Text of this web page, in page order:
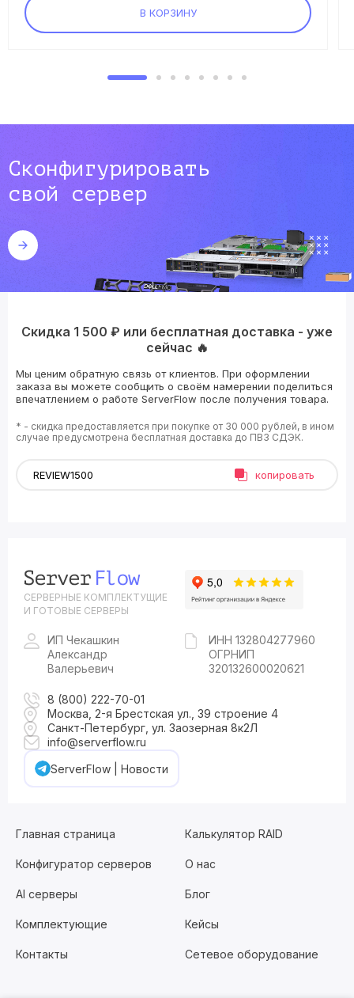
В КОРЗИНУ
Сконфигурировать
свой сервер
Скидка 1 500 ₽ или бесплатная доставка - уже
сейчас 🔥
Мы ценим обратную связь от клиентов. При оформлении
заказа вы можете сообщить о своём намерении поделиться
впечатлением о работе ServerFlow после получения товара.
* - скидка предоставляется при покупке от 30 000 рублей, в ином
случае предусмотрена бесплатная доставка до ПВЗ СДЭК.
копировать
СЕРВЕРНЫЕ КОМПЛЕКТУЩИЕ
И ГОТОВЫЕ СЕРВЕРЫ
ИП Чекашкин
Александр
Валерьевич
ИНН 132804277960
ОГРНИП
320132600020621
8 (800) 222-70-01
Москва, 2-я Брестская ул., 39 строение 4
Санкт-Петербург, ул. Заозерная 8к2Л
info@serverflow.ru
ServerFlow | Новости
Главная страница Калькулятор RAID
Конфигуратор серверов О нас
AI серверы Блог
Комплектующие Кейсы
Контакты Сетевое оборудование